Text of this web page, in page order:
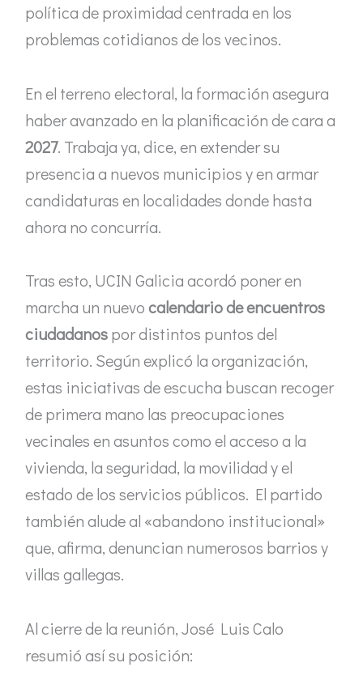
política de proximidad centrada en los
problemas cotidianos de los vecinos.
En el terreno electoral, la formación asegura
haber avanzado en la planificación de cara a
2027. Trabaja ya, dice, en extender su
presencia a nuevos municipios y en armar
candidaturas en localidades donde hasta
ahora no concurría.
Tras esto, UCIN Galicia acordó poner en
marcha un nuevocalendario de encuentros
ciudadanospor distintos puntos del
territorio. Según explicó la organización,
estas iniciativas de escucha buscan recoger
de primera mano las preocupaciones
vecinales en asuntos como el acceso a la
vivienda, la seguridad, la movilidad y el
estado de los servicios públicos. El partido
también alude al «abandono institucional»
que, afirma, denuncian numerosos barrios y
villas gallegas.
Al cierre de la reunión, José Luis Calo
resumió así su posición: